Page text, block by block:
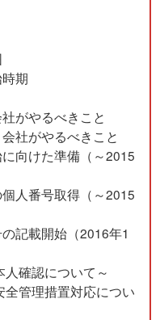
期
がやるべきこと
社がやるべきこと
向けた準備（～2015
人番号取得（～2015
記載開始（2016年1
人確認について～
全管理措置対応につい